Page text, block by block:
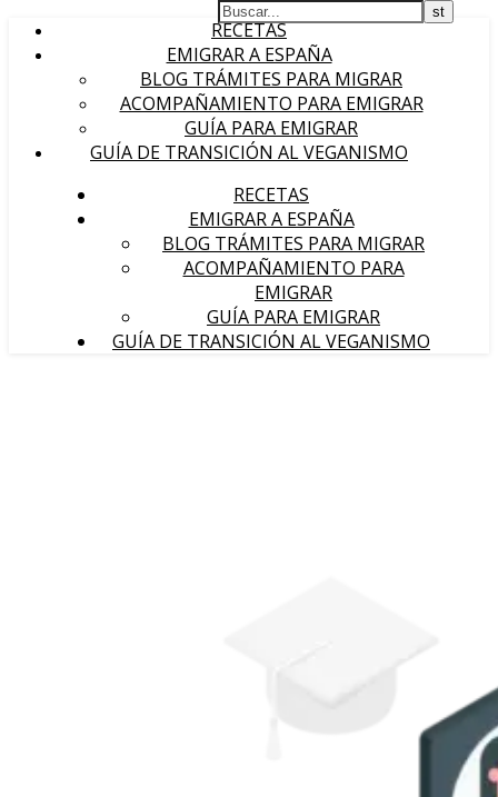
RECETAS
EMIGRAR A ESPAÑA
BLOG TRÁMITES PARA MIGRAR
ACOMPAÑAMIENTO PARA EMIGRAR
GUÍA PARA EMIGRAR
GUÍA DE TRANSICIÓN AL VEGANISMO
RECETAS
EMIGRAR A ESPAÑA
BLOG TRÁMITES PARA MIGRAR
ACOMPAÑAMIENTO PARA
EMIGRAR
GUÍA PARA EMIGRAR
GUÍA DE TRANSICIÓN AL VEGANISMO